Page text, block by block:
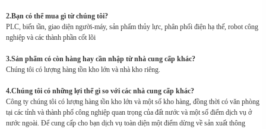
2.Bạn có thể mua gì từ chúng tôi?
PLC, biến tần, giao diện người-máy, sản phẩm thủy lực, phân phối điện hạ thế, robot công
nghiệp và các thành phần cốt lõi
3.Sản phẩm có còn hàng hay cần nhập từ nhà cung cấp khác?
Chúng tôi có lượng hàng tồn kho lớn và nhà kho riêng.
4.Chúng tôi có những lợi thế gì so với các nhà cung cấp khác?
Công ty chúng tôi có lượng hàng tồn kho lớn và một số kho hàng, đồng thời có văn phòng
tại các tỉnh và thành phố công nghiệp quan trọng của đất nước và một số điểm dịch vụ ở
nước ngoài. Để cung cấp cho bạn dịch vụ toàn diện một điểm dừng về sản xuất thông